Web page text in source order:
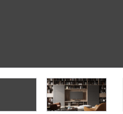
КЛЕЙ
РАСПРОДАЖА